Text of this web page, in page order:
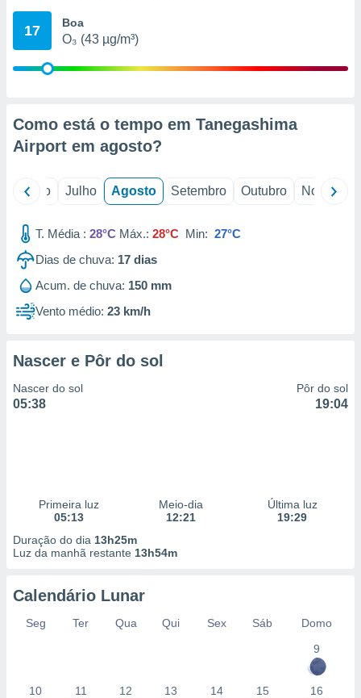
através
1199
17 Boa
O₃ (43 µg/m³)
Como está o tempo em Tanegashima
Airport em agosto?
Junho Julho Agosto Setembro Outubro Novembro
T. Média : 28°C Máx.: 28°C Min: 27°C
Dias de chuva: 17 dias
Acum. de chuva: 150 mm
Vento médio: 23 km/h
Nascer e Pôr do sol
Nascer do sol
05:38
Pôr do sol
19:04
Primeira luz
05:13
Meio-dia
12:21
Última luz
19:29
Duração do dia 13h25m
Luz da manhã restante 13h54m
Calendário Lunar
Seg Ter Qua Qui Sex Sáb
Domo
9
10 11 12 13 14 15 16